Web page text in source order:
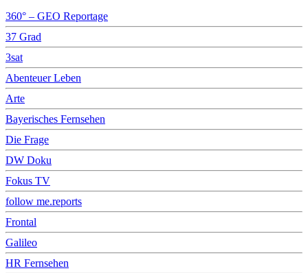
360° – GEO Reportage
37 Grad
3sat
Abenteuer Leben
Arte
Bayerisches Fernsehen
Die Frage
DW Doku
Fokus TV
follow me.reports
Frontal
Galileo
HR Fernsehen